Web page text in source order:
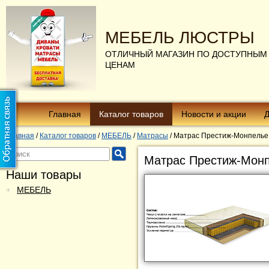
МЕБЕЛЬ ЛЮСТРЫ
ОТЛИЧНЫЙ МАГАЗИН ПО ДОСТУПНЫМ
ЦЕНАМ
Главная Каталог товаров Новости и акции
Главная / Каталог товаров / МЕБЕЛЬ / Матрасы / Матрас Престиж-
Наши товары
МЕБЕЛЬ
Матрас Престиж-